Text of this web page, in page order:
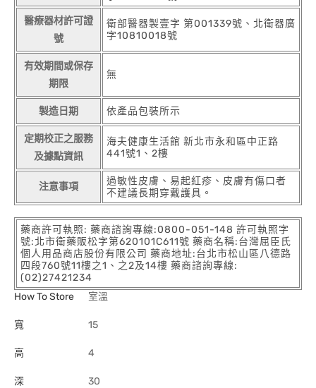
醫療器材許可證
號
衛部醫器製壹字 第001339號、北衛器廣
字10810018號
有效期間或保存
期限
無
製造日期 依產品包裝所示
定期校正之服務
及據點資訊
海夫健康生活館 新北市永和區中正路
441號1、2樓
注意事項
過敏性皮膚、易起紅疹、皮膚有傷口者
不建議長期穿戴護具。
藥商許可執照: 藥商諮詢專線:0800-051-148 許可執照字
號:北市衛藥販松字第620101C611號 藥商名稱:台灣屈臣氏
個人用品商店股份有限公司 藥商地址:台北市松山區八德路
四段760號11樓之1、之2及14樓 藥商諮詢專線:
(02)27421234
How To Store
室溫
寬 15
高 4
深 30